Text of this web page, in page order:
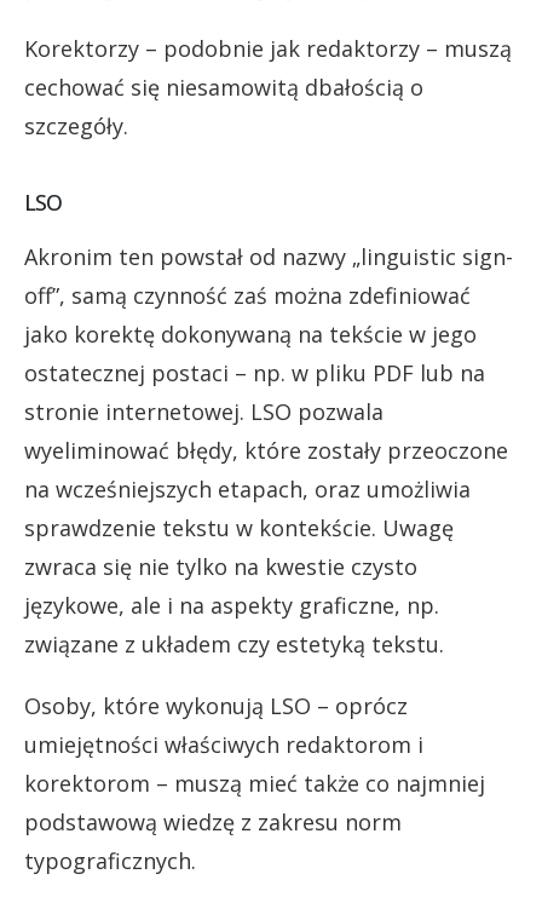
Korektorzy – podobnie jak redaktorzy – muszą
cechować się niesamowitą dbałością o
szczegóły.
LSO
Akronim ten powstał od nazwy „linguistic sign-
off”, samą czynność zaś można zdefiniować
jako korektę dokonywaną na tekście w jego
ostatecznej postaci – np. w pliku PDF lub na
stronie internetowej. LSO pozwala
wyeliminować błędy, które zostały przeoczone
na wcześniejszych etapach, oraz umożliwia
sprawdzenie tekstu w kontekście. Uwagę
zwraca się nie tylko na kwestie czysto
językowe, ale i na aspekty graficzne, np.
związane z układem czy estetyką tekstu.
Osoby, które wykonują LSO – oprócz
umiejętności właściwych redaktorom i
korektorom – muszą mieć także co najmniej
podstawową wiedzę z zakresu norm
typograficznych.